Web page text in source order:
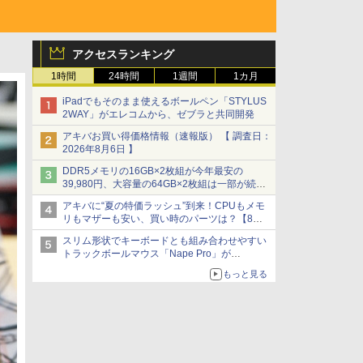
アクセスランキング
1時間 24時間 1週間 1カ月
iPadでもそのまま使えるボールペン「STYLUS
2WAY」がエレコムから、ゼブラと共同開発
アキバお買い得価格情報（速報版） 【 調査日：
2026年8月6日 】
DDR5メモリの16GB×2枚組が今年最安の
39,980円、大容量の64GB×2枚組は一部が続騰
[8月前半のメモリ価格]
アキバに“夏の特価ラッシュ”到来！CPUもメモ
リもマザーも安い、買い時のパーツは？【8月7
日(金)22時配信】
スリム形状でキーボードとも組み合わせやすい
トラックボールマウス「Nape Pro」が
もっと見る